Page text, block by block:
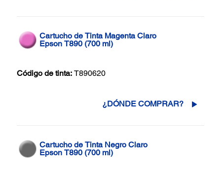
Cartucho de Tinta Magenta Claro
Epson T890 (700 ml)
Código de tinta: T890620
¿DÓNDE COMPRAR?
Cartucho de Tinta Negro Claro
Epson T890 (700 ml)